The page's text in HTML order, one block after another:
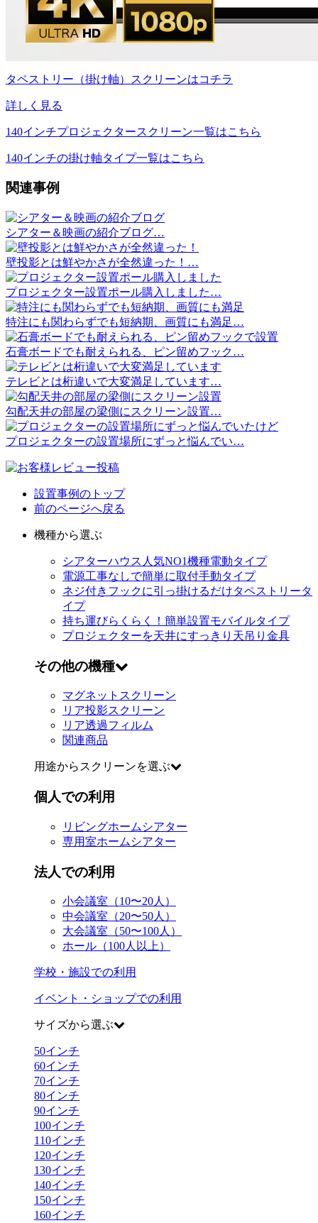
タペストリー（掛け軸）スクリーンはコチラ
詳しく見る
140インチプロジェクタースクリーン一覧はこちら
140インチの掛け軸タイプ一覧はこちら
関連事例
シアター＆映画の紹介ブログ…
壁投影とは鮮やかさが全然違った！…
プロジェクター設置ポール購入しました…
特注にも関わらずでも短納期、画質にも満足…
石膏ボードでも耐えられる、ピン留めフック…
テレビとは桁違いで大変満足しています…
勾配天井の部屋の梁側にスクリーン設置…
プロジェクターの設置場所にずっと悩んでい…
設置事例のトップ
前のページへ戻る
機種から選ぶ
シアターハウス人気NO1機種電動タイプ
電源工事なしで簡単に取付手動タイプ
ネジ付きフックに引っ掛けるだけタペストリータ
イプ
持ち運びらくらく！簡単設置モバイルタイプ
プロジェクターを天井にすっきり 天吊り金具
その他の機種
マグネットスクリーン
リア投影スクリーン
リア透過フィルム
関連商品
用途からスクリーンを選ぶ
個人での利用
リビングホームシアター
専用室ホームシアター
法人での利用
小会議室（10〜20人）
中会議室（20〜50人）
大会議室（50〜100人）
ホール（100人以上）
学校・施設での利用
イベント・ショップでの利用
サイズから選ぶ
50インチ
60インチ
70インチ
80インチ
90インチ
100インチ
110インチ
120インチ
130インチ
140インチ
150インチ
160インチ